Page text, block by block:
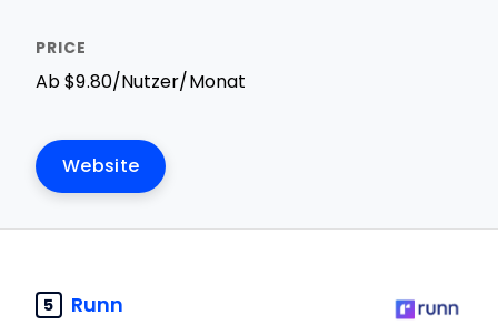
Ab $9.80/Nutzer/Monat
Website
5 Runn